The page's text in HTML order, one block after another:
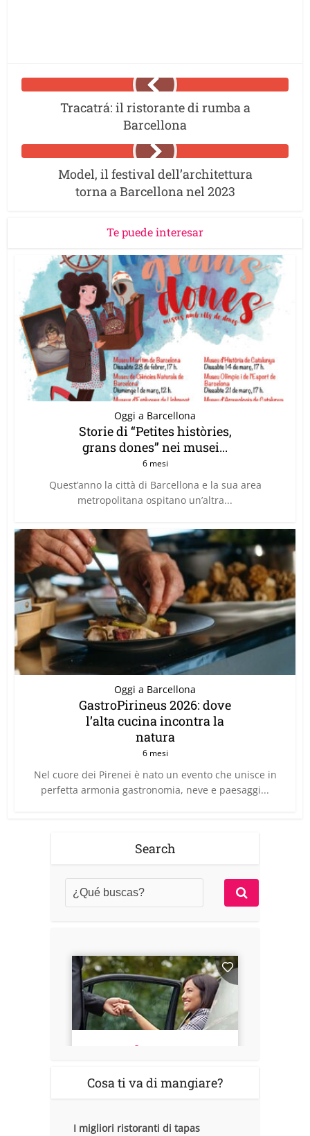
Tracatrá: il ristorante di rumba a
Barcellona
Model, il festival dell’architettura
torna a Barcellona nel 2023
Te puede interesar
Oggi a Barcellona
Storie di “Petites històries,
grans dones” nei musei...
6 mesi
Quest’anno la città di Barcellona e la sua area
metropolitana ospitano un’altra...
Oggi a Barcellona
GastroPirineus 2026: dove
l’alta cucina incontra la
natura
6 mesi
Nel cuore dei Pirenei è nato un evento che unisce in
perfetta armonia gastronomia, neve e paesaggi...
Search
Cosa ti va di mangiare?
I migliori ristoranti di tapas